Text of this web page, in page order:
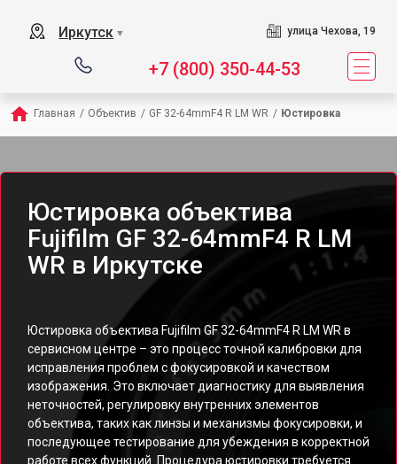
Иркутск ▼ улица Чехова, 19
+7 (800) 350-44-53
Главная / Объектив / GF 32-64mmF4 R LM WR / Юстировка
Юстировка объектива
Fujifilm GF 32-64mmF4 R LM
WR в Иркутске
Юстировка объектива Fujifilm GF 32-64mmF4 R LM WR в
сервисном центре – это процесс точной калибровки для
исправления проблем с фокусировкой и качеством
изображения. Это включает диагностику для выявления
неточностей, регулировку внутренних элементов
объектива, таких как линзы и механизмы фокусировки, и
последующее тестирование для убеждения в корректной
работе всех функций. Процедура юстировки требуется